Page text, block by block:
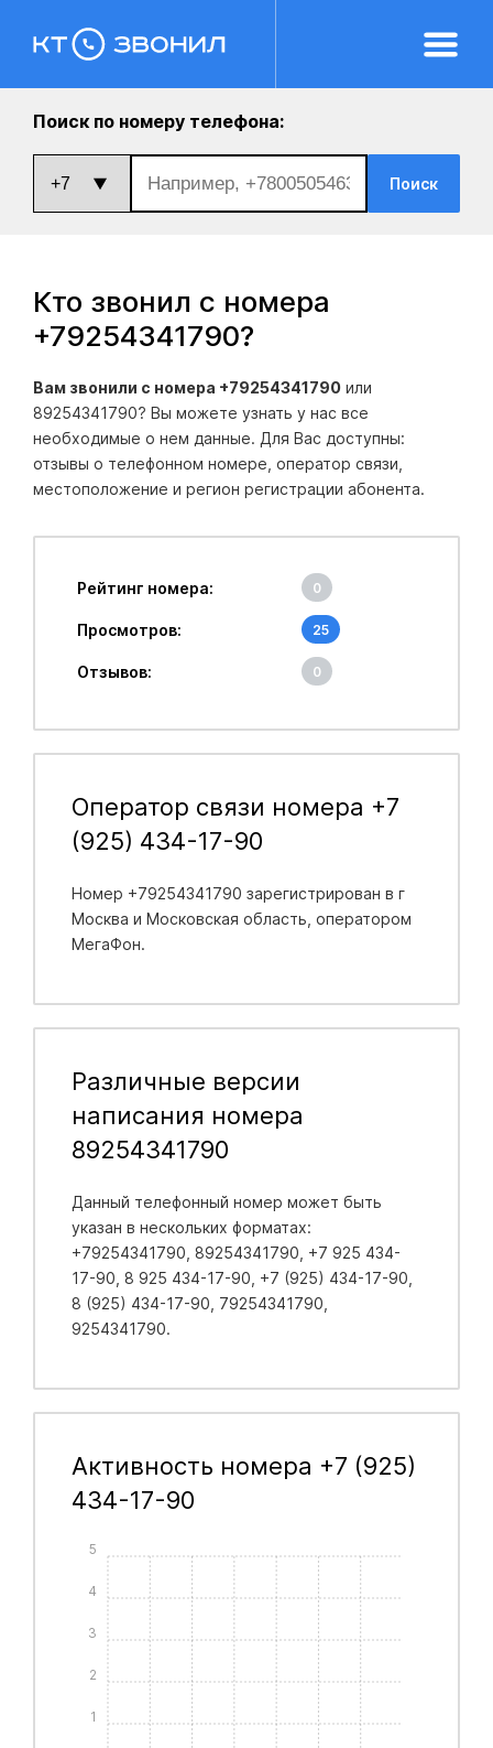
Поиск по номеру телефона:
Поиск
Кто звонил с номера
+79254341790?
Вам звонили с номера +79254341790 или
89254341790? Вы можете узнать у нас все
необходимые о нем данные. Для Вас доступны:
отзывы о телефонном номере, оператор связи,
местоположение и регион регистрации абонента.
Рейтинг номера: 0
Просмотров: 25
Отзывов: 0
Оператор связи номера +7
(925) 434-17-90
Номер +79254341790 зарегистрирован в г
Москва и Московская область , оператором
МегаФон.
Различные версии
написания номера
89254341790
Данный телефонный номер может быть
указан в нескольких форматах:
+79254341790, 89254341790, +7 925 434-
17-90, 8 925 434-17-90, +7 (925) 434-17-90,
8 (925) 434-17-90, 79254341790,
9254341790.
Активность номера +7 (925)
434-17-90
1
2
3
4
5